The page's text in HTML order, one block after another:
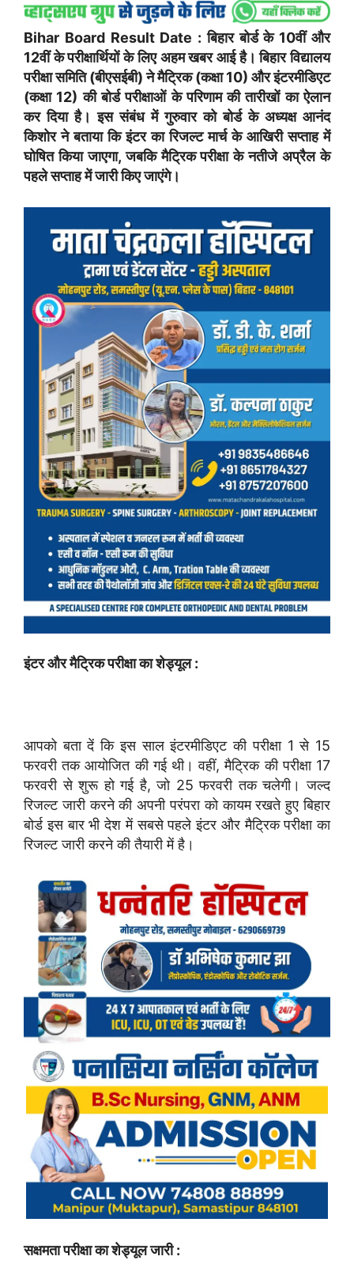
Bihar Board Result Date : बिहार बोर्ड के 10वीं और
12वीं के परीक्षार्थियों के लिए अहम खबर आई है। बिहार विद्यालय
परीक्षा समिति (बीएसईबी) ने मैट्रिक (कक्षा 10) और इंटरमीडिएट
(कक्षा 12) की बोर्ड परीक्षाओं के परिणाम की तारीखों का ऐलान
कर दिया है। इस संबंध में गुरुवार को बोर्ड के अध्यक्ष आनंद
किशोर ने बताया कि इंटर का रिजल्ट मार्च के आखिरी सप्ताह में
घोषित किया जाएगा, जबकि मैट्रिक परीक्षा के नतीजे अप्रैल के
पहले सप्ताह में जारी किए जाएंगे।
इंटर और मैट्रिक परीक्षा का शेड्यूल :
आपको बता दें कि इस साल इंटरमीडिएट की परीक्षा 1 से 15
फरवरी तक आयोजित की गई थी। वहीं, मैट्रिक की परीक्षा 17
फरवरी से शुरू हो गई है, जो 25 फरवरी तक चलेगी। जल्द
रिजल्ट जारी करने की अपनी परंपरा को कायम रखते हुए बिहार
बोर्ड इस बार भी देश में सबसे पहले इंटर और मैट्रिक परीक्षा का
रिजल्ट जारी करने की तैयारी में है।
सक्षमता परीक्षा का शेड्यूल जारी :